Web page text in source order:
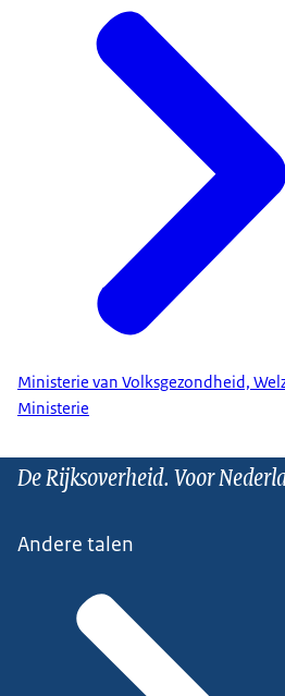
Ministerie van Volksgezondheid,
Ministerie
De Rijksoverheid. Voor
Andere talen